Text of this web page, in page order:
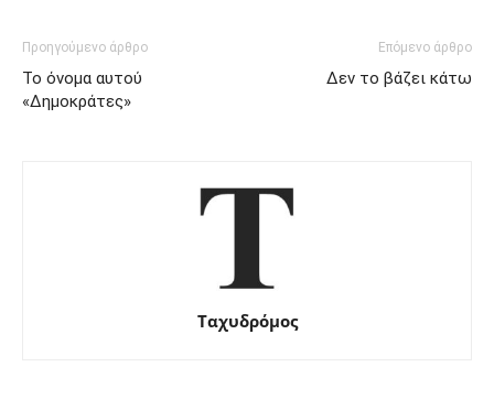
Προηγούμενο άρθρο
Το όνομα αυτού
«Δημοκράτες»
Επόμενο άρθρο
Δεν το βάζει κάτω
Ταχυδρόμος